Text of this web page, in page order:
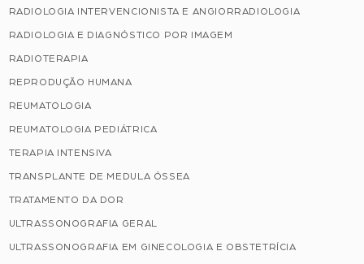
RADIOLOGIA INTERVENCIONISTA E ANGIORRADIOLOGIA
RADIOLOGIA E DIAGNÓSTICO POR IMAGEM
RADIOTERAPIA
REPRODUÇÃO HUMANA
REUMATOLOGIA
REUMATOLOGIA PEDIÁTRICA
TERAPIA INTENSIVA
TRANSPLANTE DE MEDULA ÓSSEA
TRATAMENTO DA DOR
ULTRASSONOGRAFIA GERAL
ULTRASSONOGRAFIA EM GINECOLOGIA E OBSTETRÍCIA